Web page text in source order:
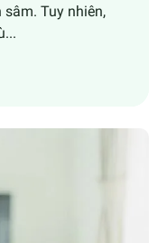
Tuy nhiên,